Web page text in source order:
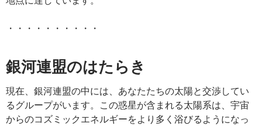
・・・・・・・・・・
銀河連盟のはたらき
現在、銀河連盟の中には、あなたたちの太陽と交渉してい
るグループがいます。この惑星が含まれる太陽系は、宇宙
からのコズミックエネルギーをより多く浴びるようになっ